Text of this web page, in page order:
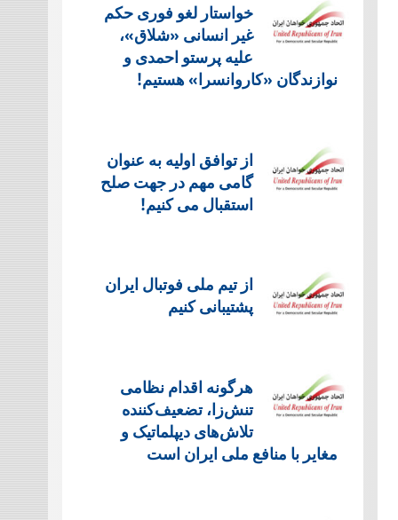
خواستار لغو فوری حکم
غیر انسانی «شلاق»،
علیه پرستو احمدی و
نوازندگان «کاروانسرا» هستیم!
از توافق اولیه به عنوان
گامی مهم در جهت صلح
استقبال می کنیم!
از تیم ملی فوتبال ایران
پشتیبانی کنیم
هرگونه اقدام نظامی
تنش‌زا، تضعیف‌کننده
تلاش‌های دیپلماتیک و
مغایر با منافع ملی ایران است